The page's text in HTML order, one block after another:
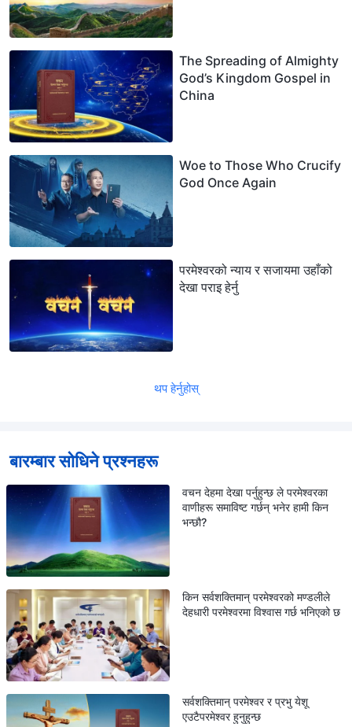
The Spreading of Almighty
God’s Kingdom Gospel in
China
Woe to Those Who Crucify
God Once Again
परमेश्‍वरको न्याय र सजायमा उहाँको
देखा पराइ हेर्नु
थप हेर्नुहोस्
बारम्बार सोधिने प्रश्नहरू
वचन देहमा देखा पर्नुहुन्छ ले परमेश्‍वरका
वाणीहरू समाविष्ट गर्छन् भनेर हामी किन
भन्छौ?
किन सर्वशक्तिमान् परमेश्वरको मण्डलीले
देहधारी परमेश्वरमा विश्वास गर्छ भनिएको छ
सर्वशक्तिमान् परमेश्वर र प्रभु येशू
एउटैपरमेश्वर हुनुहुन्छ